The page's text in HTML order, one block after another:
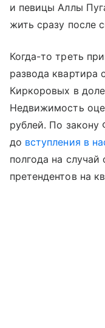
и певицы Аллы
жить сразу после
Когда-то треть
развода квартира
Киркоровых в
Недвижимость
рублей. По
до вступления в
полгода на случай
претендентов на